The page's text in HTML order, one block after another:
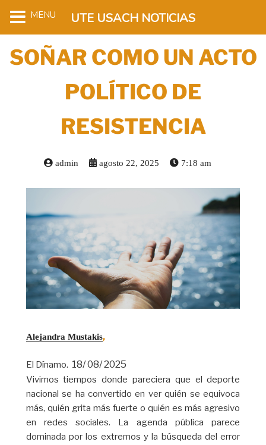
SOÑAR COMO UN ACTO
POLÍTICO DE
RESISTENCIA
admin agosto 22, 2025 7:18 am
Alejandra Mustakis,
El Dínamo. 18/ 08/ 2025
Vivimos tiempos donde pareciera que el deporte
nacional se ha convertido en ver quién se equivoca
más, quién grita más fuerte o quién es más agresivo
en redes sociales. La agenda pública parece
dominada por los extremos y la búsqueda del error
MENU UTE USACH NOTICIAS